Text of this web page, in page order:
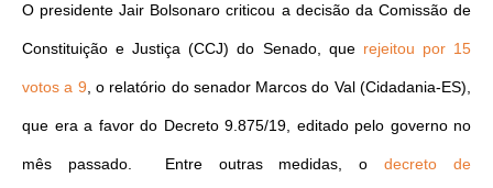
O presidente Jair Bolsonaro criticou a decisão da Comissão de
Constituição e Justiça (CCJ) do Senado, que rejeitou por 15
votos a 9, o relatório do senador Marcos do Val (Cidadania-ES),
que era a favor do Decreto 9.875/19, editado pelo governo no
mês passado. Entre outras medidas, odecreto de